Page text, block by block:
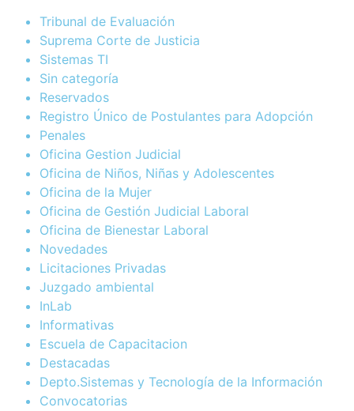
Tribunal de Evaluación
Suprema Corte de Justicia
Sistemas TI
Sin categoría
Reservados
Registro Único de Postulantes para Adopción
Penales
Oficina Gestion Judicial
Oficina de Niños, Niñas y Adolescentes
Oficina de la Mujer
Oficina de Gestión Judicial Laboral
Oficina de Bienestar Laboral
Novedades
Licitaciones Privadas
Juzgado ambiental
InLab
Informativas
Escuela de Capacitacion
Destacadas
Depto.Sistemas y Tecnología de la Información
Convocatorias